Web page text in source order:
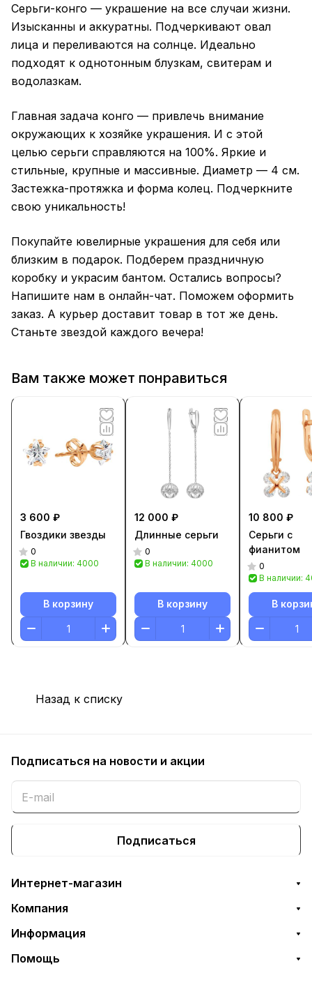
Серьги-конго — украшение на все случаи жизни.
Изысканны и аккуратны. Подчеркивают овал
лица и переливаются на солнце. Идеально
подходят к однотонным блузкам, свитерам и
водолазкам.
Главная задача конго — привлечь внимание
окружающих к хозяйке украшения. И с этой
целью серьги справляются на 100%. Яркие и
стильные, крупные и массивные. Диаметр — 4 см.
Застежка-протяжка и форма колец. Подчеркните
свою уникальность!
Покупайте ювелирные украшения для себя или
близким в подарок. Подберем праздничную
коробку и украсим бантом. Остались вопросы?
Напишите нам в онлайн-чат. Поможем оформить
заказ. А курьер доставит товар в тот же день.
Станьте звездой каждого вечера!
Вам также может понравиться
3 600 ₽
Гвоздики звезды
0
В наличии: 4000
В корзину
12 000 ₽
Длинные серьги
0
В наличии: 4000
В корзину
10 800 ₽
Серьги с
фианитом
0
В наличии:
В
Назад к списку
Подписаться на новости и акции
Подписаться
Интернет-магазин
Компания
Информация
Помощь